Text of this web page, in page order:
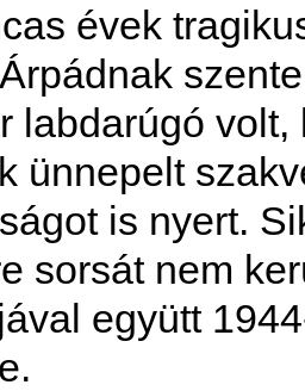
évek
labdarúgó
ünnepelt
is nyert.
sorsát nem
együtt